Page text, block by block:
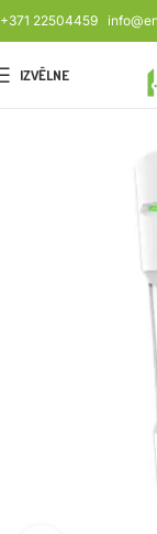
+371 22504459
IZVĒLNE